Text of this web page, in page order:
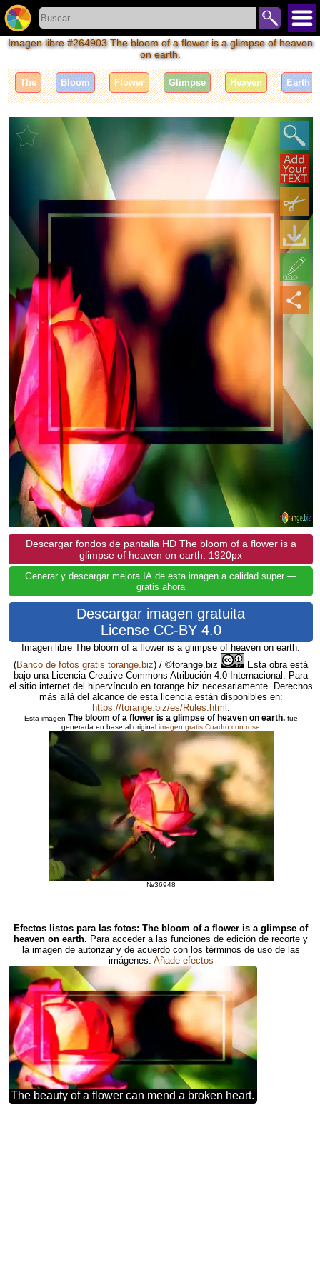
Imagen libre #264903 The bloom of a flower is a glimpse of heaven
on earth.
The Bloom Flower Glimpse Heaven Earth
Descargar fondos de pantalla HD The bloom of a flower is a
glimpse of heaven on earth. 1920px
Generar y descargar mejora IA de esta imagen a calidad super —
gratis ahora
Descargar imagen gratuita
License CC-BY 4.0
Imagen libre The bloom of a flower is a glimpse of heaven on earth.
(Banco de fotos gratis torange.biz) / ©torange.biz
Esta obra está
bajo una Licencia Creative Commons Atribución 4.0 Internacional. Para
el sitio internet del hipervínculo en torange.biz necesariamente. Derechos
más allá del alcance de esta licencia están disponibles en:
https://torange.biz/es/Rules.html
Esta imagen The bloom of a flower is a glimpse of heaven on earth.fue
generada en base al original imagen gratis Cuadro con rose
№36948
Efectos listos para las fotos: The bloom of a flower is a glimpse of
heaven on earth. Para acceder a las funciones de edición de recorte y
la imagen de autorizar y de acuerdo con los términos de uso de las
imágenes. Añade efectos
The beauty of a flower can mend a broken heart.